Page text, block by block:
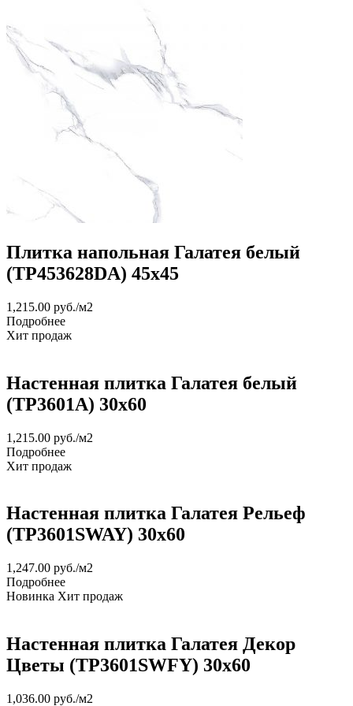
Плитка напольная Галатея белый
(TP453628DA) 45x45
1,215.00 руб./м2
Подробнее
Хит продаж
Настенная плитка Галатея белый
(TP3601A) 30х60
1,215.00 руб./м2
Подробнее
Хит продаж
Настенная плитка Галатея Рельеф
(TP3601SWAY) 30х60
1,247.00 руб./м2
Подробнее
Новинка Хит продаж
Настенная плитка Галатея Декор
Цветы (TP3601SWFY) 30х60
1,036.00 руб./м2